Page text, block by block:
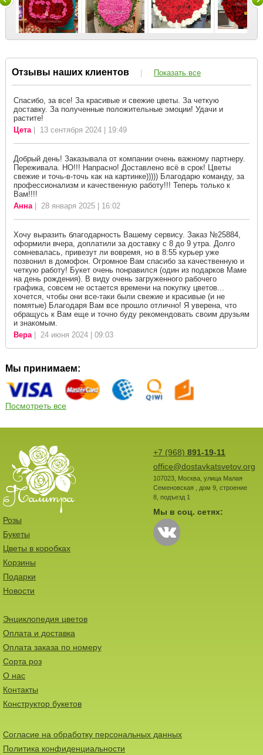
Отзывы наших клиентов | Показать все
Спасибо, за все! За красивые и свежие цветы. За четкую
доставку. За полученные положительные эмоции! Удачи и
растите!
Цета| 13 сентября 2024 | 19:49
Добрый день! Заказывала от компании очень важному партнеру.
Переживала. НО!!! Напрасно! Доставлено всё в срок! Цветы
свежие и точь-в-точь как на картинке))))) Благодарю команду, за
профессионализм и качественную работу!!! Теперь только к
Вам!!!!
Анна| 28 января 2025 | 16:02
Хочу выразить благодарность Вашему сервису. Заказ №25884,
оформили вчера, доплатили за доставку с 8 до 9 утра. Долго
сомневалась, привезут ли вовремя, но в 8:55 курьер уже
позвонил в домофон. Огромное Вам спасибо за качественную и
четкую работу! Букет очень понравился (один из подарков Маме
на день рождения). В виду очень загруженного рабочего
графика, совсем не остается времени на покупку цветов...
хочется, чтобы они все-таки были свежие и красивые (и не
помятые) Благодаря Вам все прошло отлично! Я уверена, что
обращусь к Вам еще и точно буду рекомендовать своим друзьям
и знакомым.
Вера| 24 июня 2024 | 09:03
Мы принимаем:
Посмотреть все
+7 (968) 891-19-11
office@dostavkatsvetov.org
107023, Москва, улица Малая
Семеновская , дом 9, строение
8, подъезд 1
Мы в соц. сетях:
Розы
Букеты
Цветы в коробках
Корзины
Подарки
Новости
Энциклопедия цветов
Оплата и доставка
Оплата заказа по номеру
Сорта роз
О нас
Контакты
Конструктор букетов
Согласие на обработку персональных данных
Политика конфиденциальности